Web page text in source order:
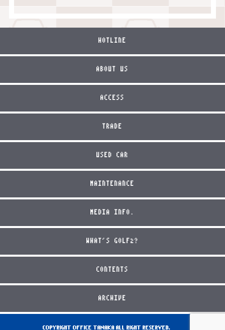
HOTLINE
ABOUT US
ACCESS
TRADE
USED CAR
MAINTENANCE
MEDIA INFO.
WHAT'S GOLF2?
CONTENTS
ARCHIVE
COPYRIGHT OFFICE TANAKA ALL RIGHT RESERVED.